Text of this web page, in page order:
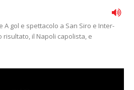
gol e spettacolo a San Siro e Inter-
risultato, il Napoli capolista, e